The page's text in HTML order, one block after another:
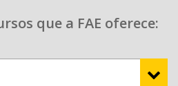
que a FAE oferece: